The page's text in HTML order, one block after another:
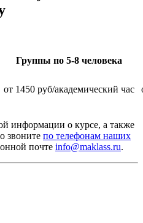
Группы по 5-8 человека
от 1450 руб/академический час
информации о курсе, а также
звоните по телефонам наших
почте info@maklass.ru.